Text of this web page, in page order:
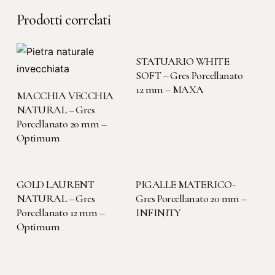
Prodotti correlati
MACCHIA VECCHIA
NATURAL – Gres
Porcellanato 20 mm –
Optimum
LEGGI TUTTO
STATUARIO WHITE
SOFT – Gres Porcellanato
12 mm – MAXA
GOLD LAURENT
NATURAL – Gres
Porcellanato 12 mm –
Optimum
PIGALLE MATERICO-
Gres Porcellanato 20 mm –
INFINITY